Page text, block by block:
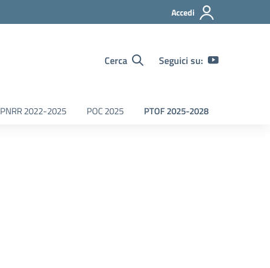
Accedi
Cerca Seguici su:
PNRR 2022-2025 POC 2025 PTOF 2025-2028